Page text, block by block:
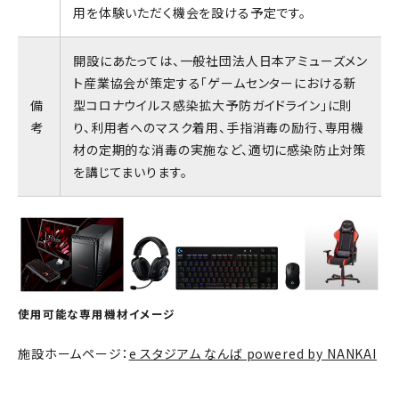
用を体験いただく機会を設ける予定です。
備
考
開設にあたっては、一般社団法人日本アミューズメン
ト産業協会が策定する「ゲームセンターにおける新
型コロナウイルス感染拡大予防ガイドライン」に則
り、利用者へのマスク着用、手指消毒の励行、専用機
材の定期的な消毒の実施など、適切に感染防止対策
を講じてまいります。
使用可能な専用機材イメージ
施設ホームページ： e スタジアム なんば powered by NANKAI